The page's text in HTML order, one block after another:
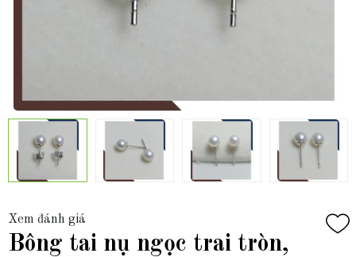
Xem đánh giá
Bông tai nụ ngọc trai tròn,